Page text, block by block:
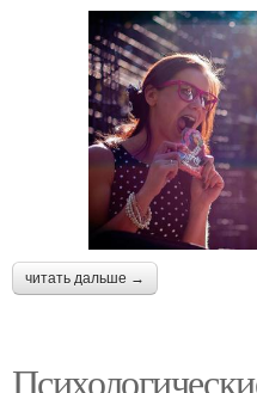
читать дальше →